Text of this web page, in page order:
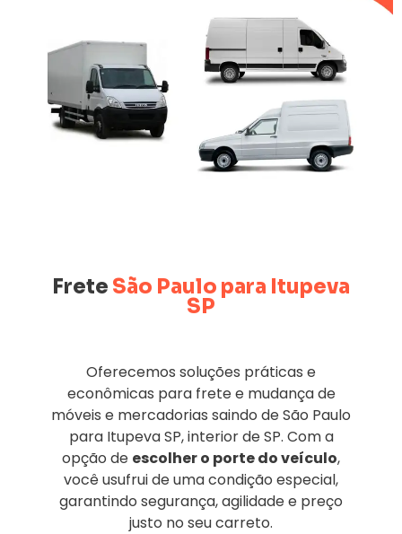
Frete São Paulo para Itupeva
SP
Oferecemos soluções práticas e
econômicas para frete e mudança de
móveis e mercadorias saindo de São Paulo
para Itupeva SP, interior de SP. Com a
opção de escolher o porte do veículo,
você usufrui de uma condição especial,
garantindo segurança, agilidade e preço
justo no seu carreto.